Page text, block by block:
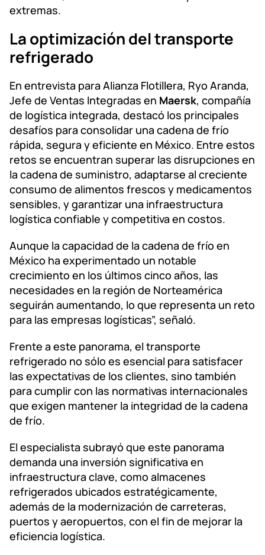
extremas.
La optimización del transporte
refrigerado
En entrevista para Alianza Flotillera, Ryo Aranda,
Jefe de Ventas Integradas en Maersk, compañía
de logística integrada, destacó los principales
desafíos para consolidar una cadena de frío
rápida, segura y eficiente en México. Entre estos
retos se encuentran superar las disrupciones en
la cadena de suministro, adaptarse al creciente
consumo de alimentos frescos y medicamentos
sensibles, y garantizar una infraestructura
logística confiable y competitiva en costos.
Aunque la capacidad de la cadena de frío en
México ha experimentado un notable
crecimiento en los últimos cinco años, las
necesidades en la región de Norteamérica
seguirán aumentando, lo que representa un reto
para las empresas logísticas”, señaló.
Frente a este panorama, el transporte
refrigerado no sólo es esencial para satisfacer
las expectativas de los clientes, sino también
para cumplir con las normativas internacionales
que exigen mantener la integridad de la cadena
de frío.
El especialista subrayó que este panorama
demanda una inversión significativa en
infraestructura clave, como almacenes
refrigerados ubicados estratégicamente,
además de la modernización de carreteras,
puertos y aeropuertos, con el fin de mejorar la
eficiencia logística.